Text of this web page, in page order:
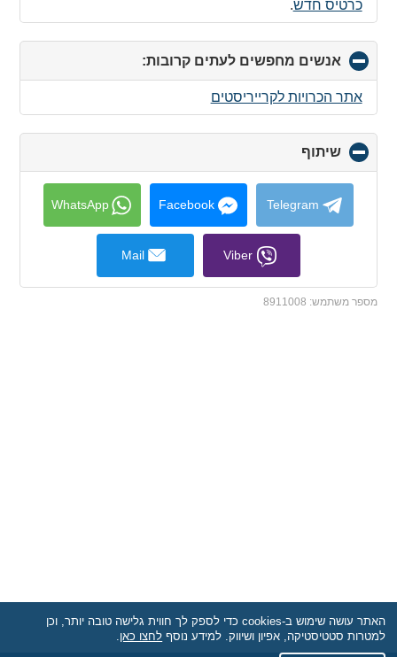
כרטיס חדש.
אנשים מחפשים לעתים קרובות:
to
contents
אתר הכרויות לקרייריסטים
שיתוף
to
collapse
contents
Telegram
Facebook
WhatsApp
Viber
Mail
מספר משתמש: 8911008
האתר עושה שימוש ב-cookies כדי לספק לך חווית גלישה טובה יותר, וכן
למטרות סטטיסטיקה, אפיון ושיווק. למידע נוסף לחצו כאן.